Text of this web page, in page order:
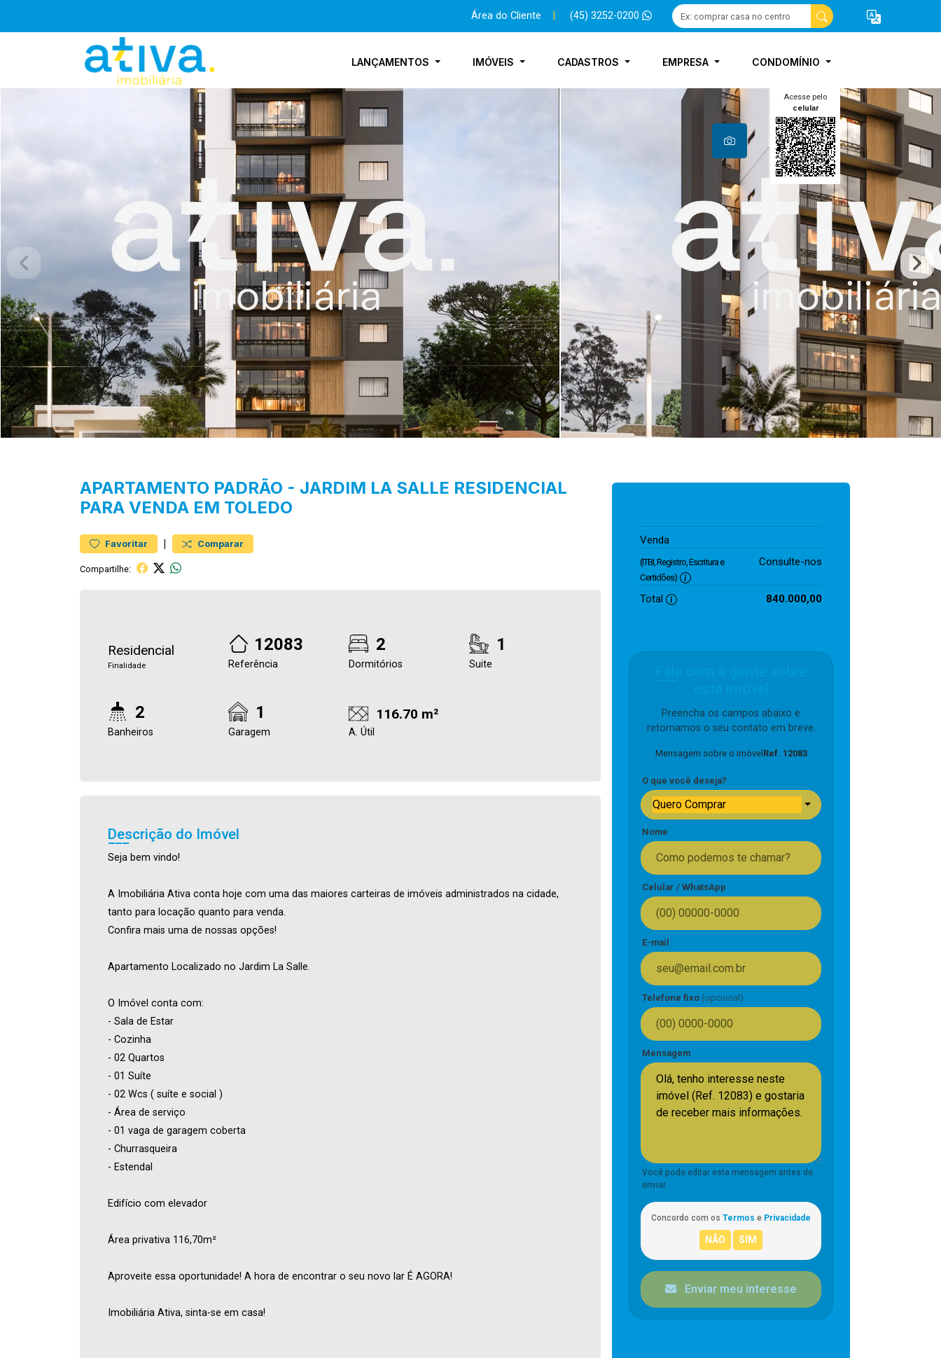
Área do Cliente (45) 3252-0200
LANÇAMENTOS IMÓVEIS CADASTROS EMPRESA CONDOMÍNIO
Acesse pelo
celular
APARTAMENTO PADRÃO - JARDIM LA SALLE RESIDENCIAL
PARA VENDA EM TOLEDO
Favoritar | Comparar
Compartilhe:
Residencial
Finalidade
12083
Referência
2
Dormitórios
1
Suite
2
Banheiros
1
Garagem
116.70 m²
A. Útil
Descrição do Imóvel
Seja bem vindo!
A Imobiliária Ativa conta hoje com uma das maiores carteiras de imóveis administrados na cidade,
tanto para locação quanto para venda.
Confira mais uma de nossas opções!
Apartamento Localizado no Jardim La Salle.
O Imóvel conta com:
- Sala de Estar
- Cozinha
- 02 Quartos
- 01 Suíte
- 02 Wcs ( suíte e social )
- Área de serviço
- 01 vaga de garagem coberta
- Churrasqueira
- Estendal
Edifício com elevador
Área privativa 116,70m²
Aproveite essa oportunidade! A hora de encontrar o seu novo lar É AGORA!
Imobiliária Ativa, sinta-se em casa!
Venda
(ITBI, Registro, Escritura e
Certidões)
Consulte-nos
Total 840.000,00
Preencha os campos abaixo e
retornamos o seu contato em breve.
Mensagem sobre o imóvel Ref. 12083
O que você deseja?
Quero Comprar
Nome
Celular / WhatsApp
E-mail
Telefone fixo (opcional)
Mensagem
Você pode editar esta mensagem antes de
enviar.
Concordo com os Termos e Privacidade
Enviar meu interesse